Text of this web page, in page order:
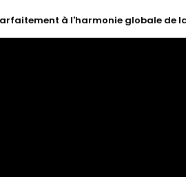
à l'harmonie globale de